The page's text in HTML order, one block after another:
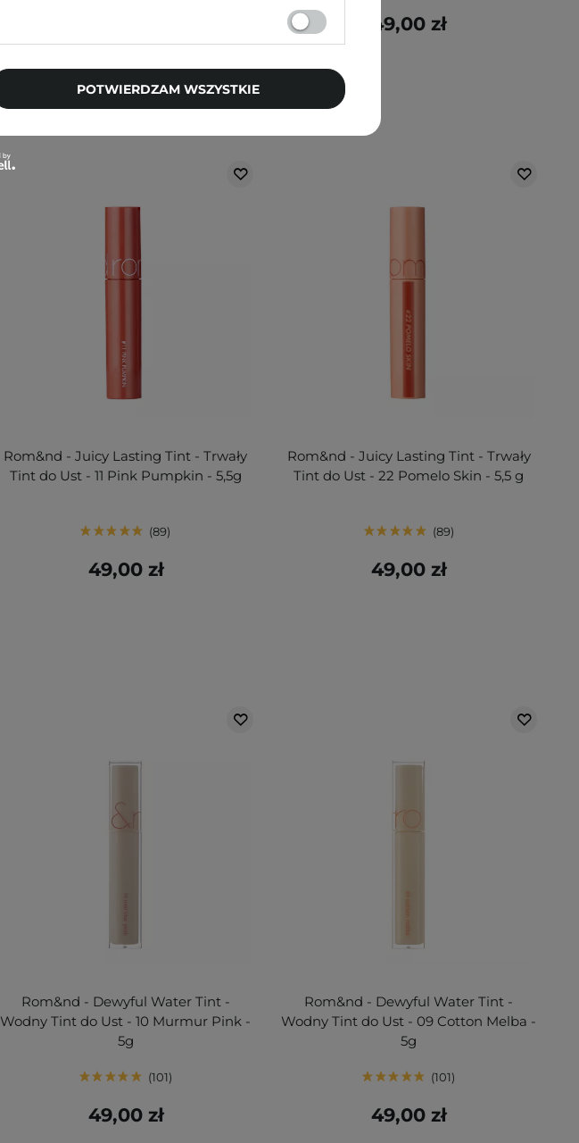
49,00 zł
Rom&nd - Juicy Lasting Tint - Trwały
Tint do Ust - 11 Pink Pumpkin - 5,5g
89
49,00 zł
Rom&nd - Juicy Lasting Tint - Trwały
Tint do Ust - 22 Pomelo Skin - 5,5 g
89
49,00 zł
Rom&nd - Dewyful Water Tint -
Wodny Tint do Ust - 10 Murmur Pink -
5g
101
49,00 zł
Rom&nd - Dewyful Water Tint -
Wodny Tint do Ust - 09 Cotton Melba -
5g
101
49,00 zł
POTWIERDZAM WSZYSTKIE